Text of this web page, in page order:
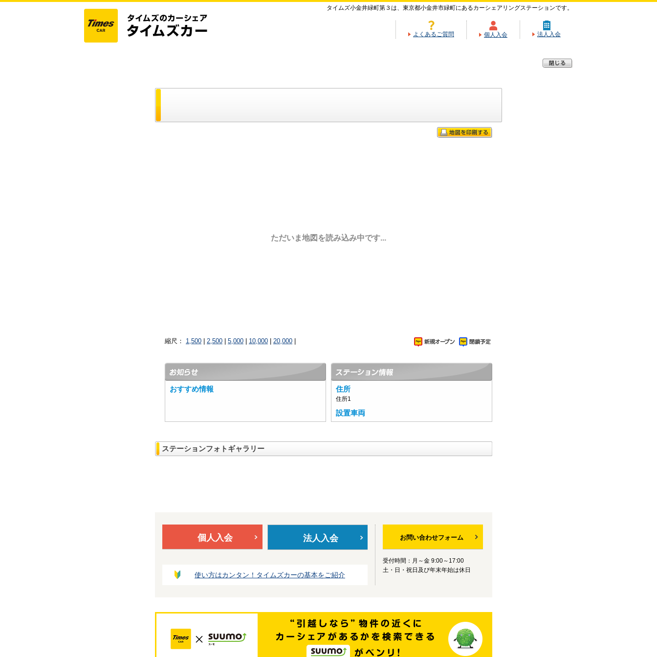
タイムズ小金井緑町第３は、東京都小金井市緑町にあるカーシェアリングステーションです。
よくあるご質問 個人入会 法人入会
ただいま地図を読み込み中です...
縮尺： 1,500 2,500 5,000 10,000 20,000
おすすめ情報 住所
住所1
設置車両
ステーションフォトギャラリー
個人入会 法人入会
使い方はカンタン！タイムズカーの基本をご紹介
お問い合わせフォーム
受付時間：月～金 9:00～17:00
土・日・祝日及び年末年始は休日